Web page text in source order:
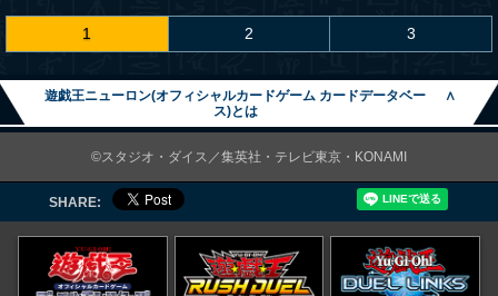
1 2 3
遊戯王ニューロン(オフィシャルカードゲーム カードデータベー
ス)とは
∧
©スタジオ・ダイス／集英社・テレビ東京・KONAMI
SHARE: